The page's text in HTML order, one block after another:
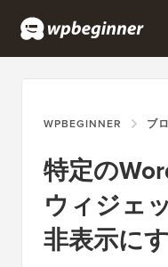
WPBEGINNER ブ
特定の
ウィジェ
非表示に